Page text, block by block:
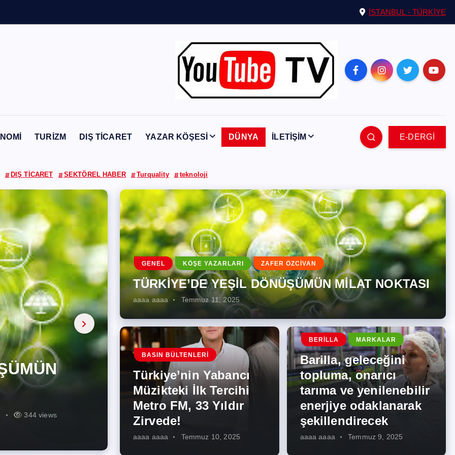
İSTANBUL - TÜRKİYE
TURİZM DIŞ TİCARET YAZAR KÖŞESİ DÜNYA İLETİŞİM E-DERGİ
DIŞ TİCARET SEKTÖREL HABER Turquality teknoloji
344 views
İlk
274 views
onarıcı
275 views
Enerji
İş
287 views
Kısa
227 views
Artması
262 views
GENEL KÖŞE YAZARLARI ZAFER ÖZCİVAN
TÜRKİYE’DE YEŞİL DÖNÜŞÜMÜN MİLAT NOKTASI
aaaa aaaa Temmuz 11, 2025
BASIN BÜLTENLERI
Türkiye’nin Yabancı
Müzikteki İlk Tercihi
Metro FM, 33 Yıldır
Zirvede!
aaaa aaaa Temmuz 10, 2025
BERILLA MARKALAR
Barilla, geleceğini
topluma, onarıcı
tarıma ve yenilenebilir
enerjiye odaklanarak
şekillendirecek
aaaa aaaa Temmuz 9, 2025